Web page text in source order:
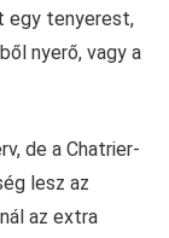
egy tenyerest,
nyerő, vagy a
de a Chatrier-
lesz az
az extra